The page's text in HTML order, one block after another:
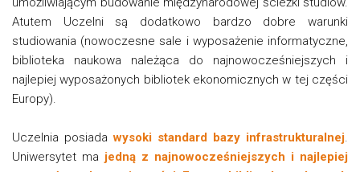
Atutem Uczelni są dodatkowo bardzo dobre warunki
studiowania (nowoczesne sale i wyposażenie informatyczne,
biblioteka naukowa należąca do najnowocześniejszych i
najlepiej wyposażonych bibliotek ekonomicznych w tej części
Europy).
Uczelnia posiadawysoki standard bazy infrastrukturalnej.
Uniwersytet ma jedną z najnowocześniejszych i najlepiej